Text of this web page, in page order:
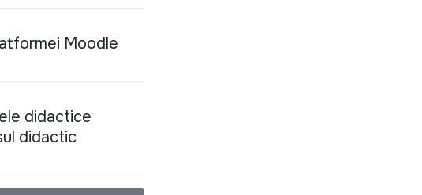
Moodle
didactice
didactic